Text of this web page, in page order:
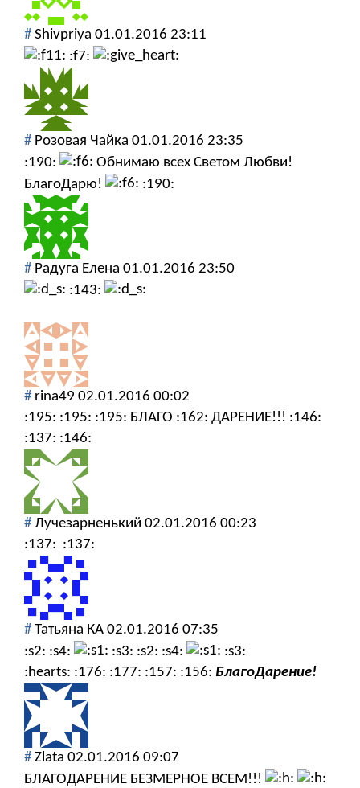
# Shivpriya 01.01.2016 23:11
:f7:
# Розовая Чайка 01.01.2016 23:35
:190:
Обнимаю всех Светом Любви!
БлагоДарю!
:190:
# Радуга Елена 01.01.2016 23:50
:143:
# rina49 02.01.2016 00:02
:195: :195: :195: БЛАГО :162: ДАРЕНИЕ!!! :146:
:137: :146:
# Лучезарненький 02.01.2016 00:23
:137: :137:
# Татьяна КА 02.01.2016 07:35
:s2: :s4:
:s3: :s2: :s4:
:s3:
:hearts: :176: :177: :157: :156: БлагоДарение!
# Zlata 02.01.2016 09:07
БЛАГОДАРЕНИЕ БЕЗМЕРНОЕ ВСЕМ!!!